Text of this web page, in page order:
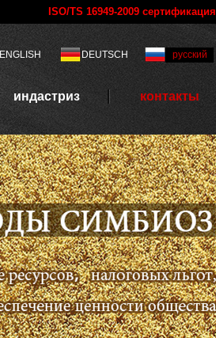
ISO/TS 16949-2009 сертификация
ENGLISH DEUTSCH русский
индастриз контакты